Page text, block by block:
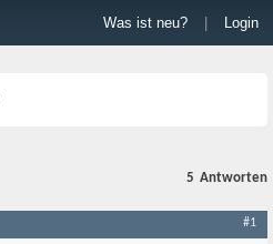
Was ist neu? Login
5 Antworten
#1